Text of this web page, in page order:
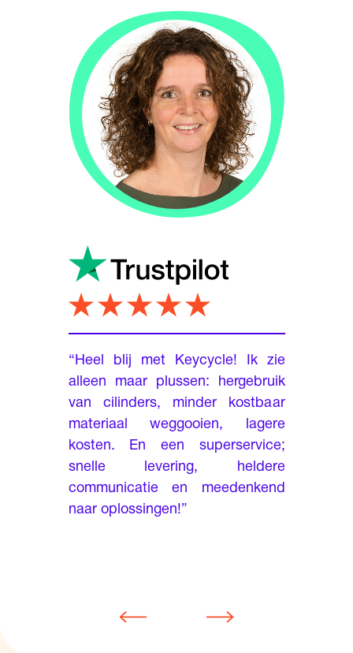
“Heel blij met Keycycle! Ik zie
alleen maar plussen: hergebruik
van cilinders, minder kostbaar
materiaal weggooien, lagere
kosten. En een superservice;
snelle levering, heldere
communicatie en meedenkend
naar oplossingen!”